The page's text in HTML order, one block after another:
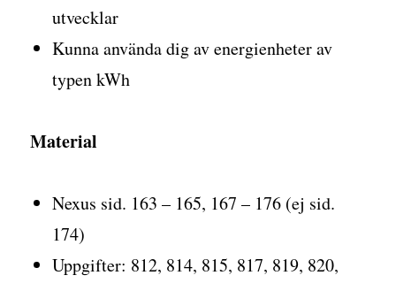
utvecklar
Kunna använda dig av energienheter av
typen kWh
Material
Nexus sid. 163 – 165, 167 – 176 (ej sid.
174)
Uppgifter: 812, 814, 815, 817, 819, 820,